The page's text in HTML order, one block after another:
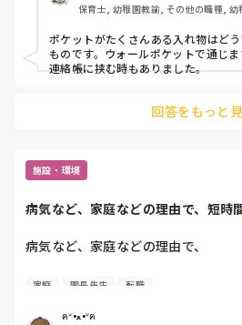
保育士, 幼稚園教諭, その他の職種, 幼
ポケットがたくさんある入れ物はど
ものです。ウォールポケットで通じま
連絡帳に挟む時もありました。
回答をもっと
施設・環境
病気など、家庭などの理由で、短時
病気など、家庭などの理由で、
短時間正社員制度で働いてる方いま
また、短時間正社員だと何時間働く
家庭 園長先生 転職
ฅᐡ•ﻌ•ᐡฅ